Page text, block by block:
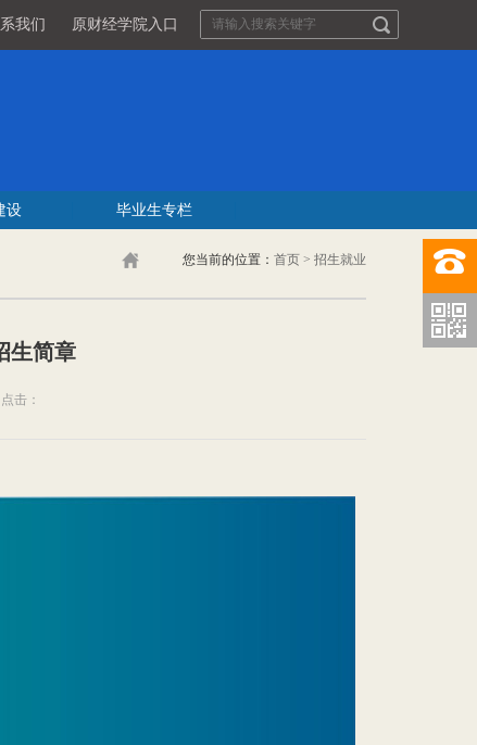
我们 原财经学院入口
设 毕业生专栏
您当前的位置： 首页 > 招生就业
生简章
点击：